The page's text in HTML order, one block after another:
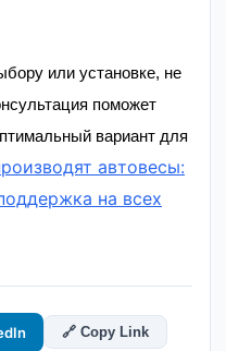
или установке, не
поможет
вариант для
автовесы:
на всех
🔗 Copy Link